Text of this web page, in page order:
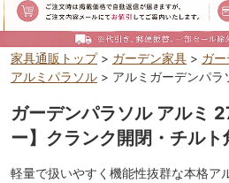
家具通販トップ> ガーデン家具 > ガ
アルミパラソル > アルミガーデンパ
ガーデンパラソル アルミ
ー】クランク開閉・チル
軽量で扱いやすく機能性抜群な本格ア